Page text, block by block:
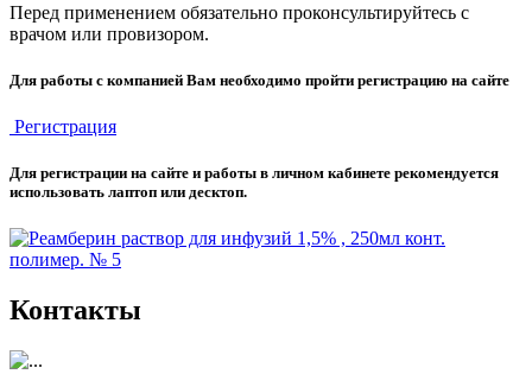
Перед применением обязательно проконсультируйтесь с
врачом или провизором.
Для работы с компанией Вам необходимо пройти регистрацию на сайте
Регистрация
Для регистрации на сайте и работы в личном кабинете рекомендуется
использовать лаптоп или десктоп.
Контакты